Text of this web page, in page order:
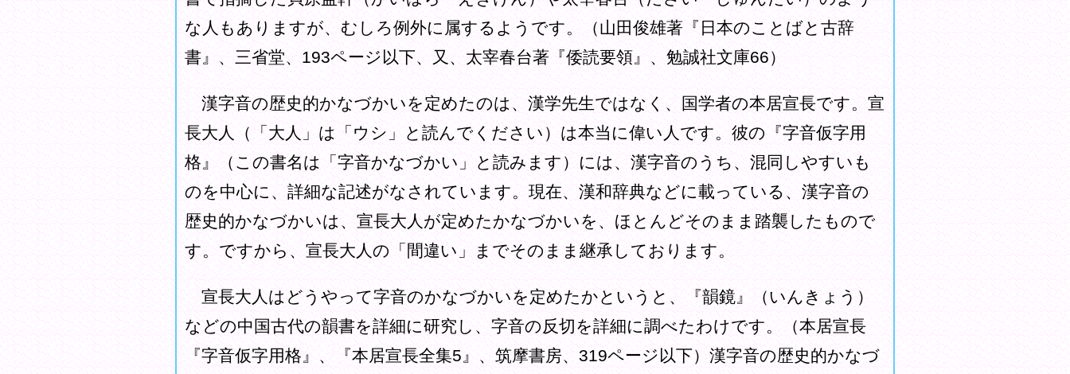
な人もありますが、むしろ例外に属するようです。（山田俊雄著『日本のことばと古辞
書』、三省堂、193ページ以下、又、太宰春台著『倭読要領』、勉誠社文庫66）
漢字音の歴史的かなづかいを定めたのは、漢学先生ではなく、国学者の本居宣長です。宣
長大人（「大人」は「ウシ」と読んでください）は本当に偉い人です。彼の『字音仮字用
格』（この書名は「字音かなづかい」と読みます）には、漢字音のうち、混同しやすいも
のを中心に、詳細な記述がなされています。現在、漢和辞典などに載っている、漢字音の
歴史的かなづかいは、宣長大人が定めたかなづかいを、ほとんどそのまま踏襲したもので
す。ですから、宣長大人の「間違い」までそのまま継承しております。
宣長大人はどうやって字音のかなづかいを定めたかというと、『韻鏡』（いんきょう）
などの中国古代の韻書を詳細に研究し、字音の反切を詳細に調べたわけです。（本居宣長
『字音仮字用格』、『本居宣長全集5』、筑摩書房、319ページ以下）漢字音の歴史的かなづ